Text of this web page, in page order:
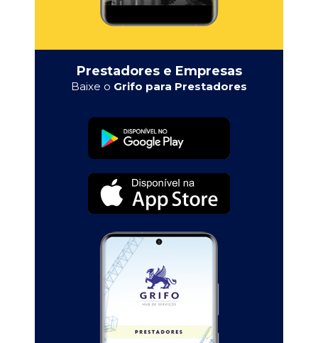
Prestadores e Empresas
Baixe o Grifo para Prestadores